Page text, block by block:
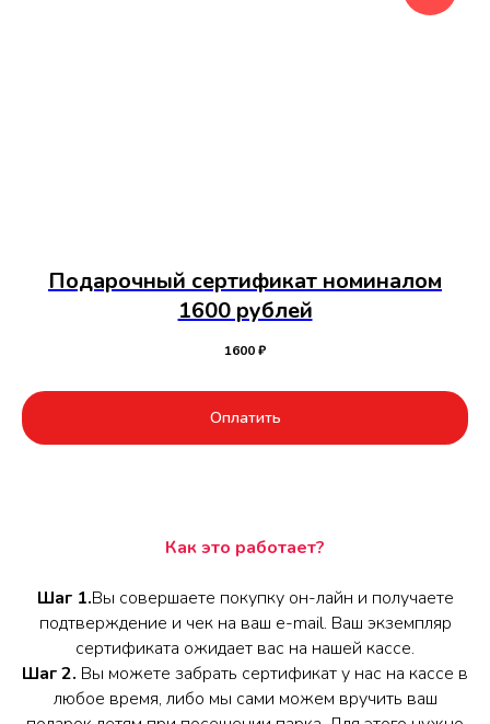
Подарочный сертификат номиналом
1600 рублей
1600₽
Оплатить
Как это работает?
Шаг 1.Вы совершаете покупку он-лайн и получаете
подтверждение и чек на ваш e-mail. Ваш экземпляр
сертификата ожидает вас на нашей кассе.
Шаг 2. Вы можете забрать сертификат у нас на кассе в
любое время, либо мы сами можем вручить ваш